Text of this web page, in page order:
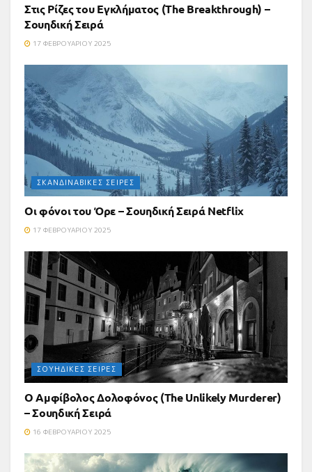
Στις Ρίζες του Εγκλήματος (The Breakthrough) –
Σουηδική Σειρά
17 ΦΕΒΡΟΥΑΡΊΟΥ 2025
ΣΚΑΝΔΙΝΑΒΙΚΈΣ ΣΕΙΡΈΣ
Οι φόνοι του Όρε – Σουηδική Σειρά Netflix
17 ΦΕΒΡΟΥΑΡΊΟΥ 2025
ΣΟΥΗΔΙΚΈΣ ΣΕΙΡΈΣ
Ο Αμφίβολος Δολοφόνος (The Unlikely Murderer)
– Σουηδική Σειρά
16 ΦΕΒΡΟΥΑΡΊΟΥ 2025